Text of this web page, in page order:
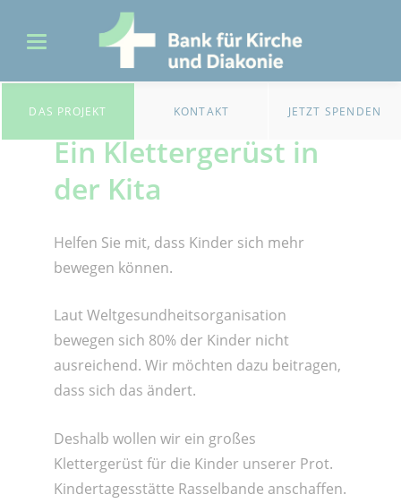
DAS PROJEKT KONTAKT JETZT SPENDEN
Ein Klettergerüst in
der Kita
Helfen Sie mit, dass Kinder sich mehr
bewegen können.
Laut Weltgesundheitsorganisation
bewegen sich 80% der Kinder nicht
ausreichend. Wir möchten dazu beitragen,
dass sich das ändert.
Deshalb wollen wir ein großes
Klettergerüst für die Kinder unserer Prot.
Kindertagesstätte Rasselbande anschaffen.